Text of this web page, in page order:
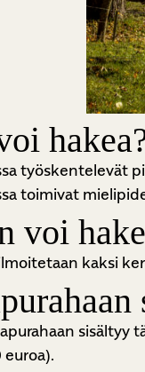
työskentelevät
toimivat
voi
kaksi
sisältyy